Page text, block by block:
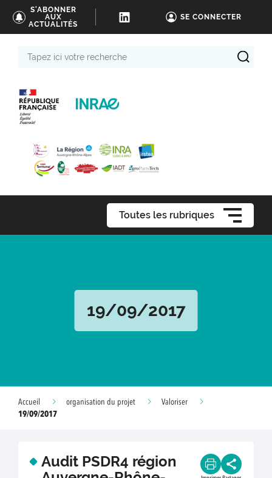
S'ABONNER
AUX
ACTUALITÉS
SE CONNECTER
Toutes les rubriques
19/09/2017
Accueil organisation du projet
Valoriser
19/09/2017
Audit PSDR4 région